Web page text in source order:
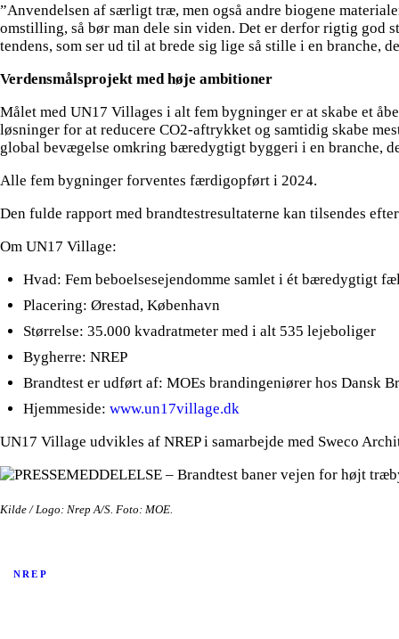
”Anvendelsen af særligt træ, men også andre biogene
omstilling, så bør man dele sin viden. Det er derfor rigtig god
tendens, som ser ud til at brede sig lige så stille i en branche,
Verdensmålsprojekt med høje ambitioner
Målet med UN17 Villages i alt fem bygninger er at skabe et
løsninger for at reducere CO2-aftrykket og samtidig skabe
global bevægelse omkring bæredygtigt byggeri i en branche,
Alle fem bygninger forventes færdigopført i 2024.
Den fulde rapport med brandtestresultaterne kan tilsendes
Om UN17 Village:
Hvad: Fem beboelsesejendomme samlet i ét bæredygtigt
Placering: Ørestad, København
Størrelse: 35.000 kvadratmeter med i alt 535 lejeboliger
Bygherre: NREP
Brandtest er udført af: MOEs brandingeniører hos Dansk
Hjemmeside: www.un17village.dk
UN17 Village udvikles af NREP i samarbejde med Sweco
Kilde / Logo: Nrep A/S. Foto: MOE.
NREP